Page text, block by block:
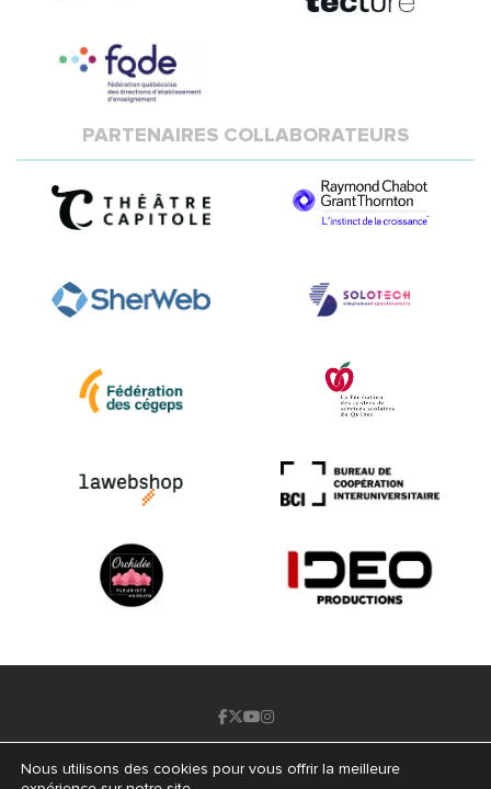
PARTENAIRES COLLABORATEURS
418 845-2622
Nous utilisons des cookies pour vous offrir la meilleure